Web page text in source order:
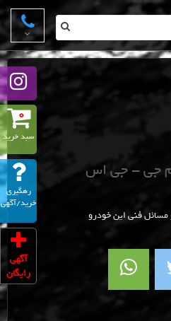
جی - جی اس
0
سبد خرید
رهگیری
خرید/آگهی
آگهی
رایگان